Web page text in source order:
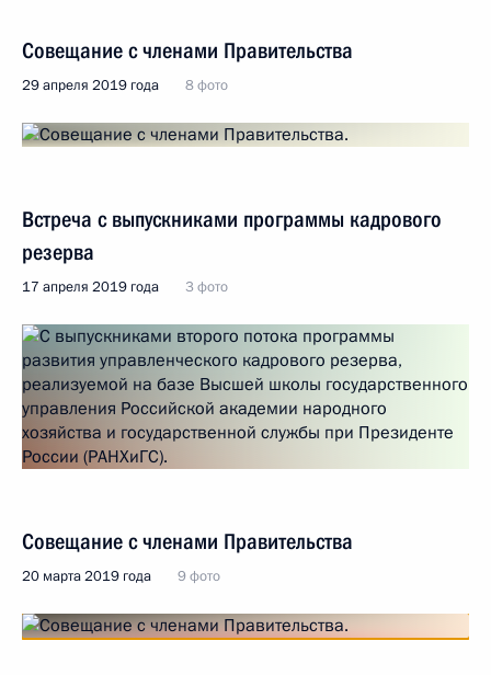
Совещание с членами Правительства
29 апреля 2019 года 8 фото
Встреча с выпускниками программы кадрового
резерва
17 апреля 2019 года 3 фото
Совещание с членами Правительства
20 марта 2019 года 9 фото